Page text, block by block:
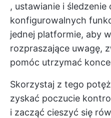
, ustawianie i
konfigurowalnych
jednej platformie, aby
rozpraszające uwagę,
pomóc utrzymać
Skorzystaj z tego
zyskać poczucie
i zacząć cieszyć się